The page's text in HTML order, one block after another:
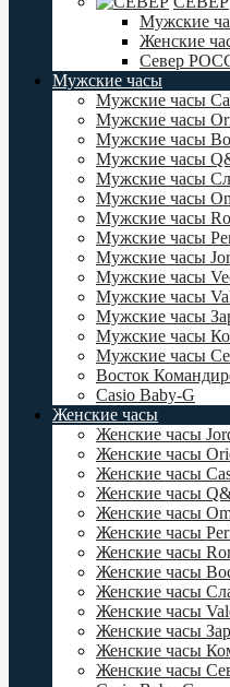
Мужские
Женские
Север
Мужские часы
Мужские часы
Мужские часы
Мужские часы
Мужские часы
Мужские часы
Мужские часы
Мужские часы
Мужские часы
Мужские часы
Мужские часы
Мужские часы
Мужские часы
Мужские часы
Мужские часы
Восток
Casio Baby-G
Женские часы
Женские часы
Женские часы
Женские часы
Женские часы
Женские часы
Женские часы
Женские часы
Женские часы
Женские часы
Женские часы
Женские часы
Женские часы
Женские часы